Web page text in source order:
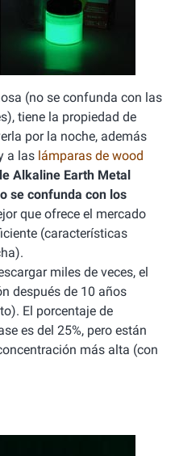
(no se confunda con las
tiene la propiedad de
por la noche, además
a las lámparas de wood
Alkaline Earth Metal
se confunda con los
que ofrece el mercado
(características
miles de veces, el
después de 10 años
El porcentaje de
es del 25%, pero están
más alta (con